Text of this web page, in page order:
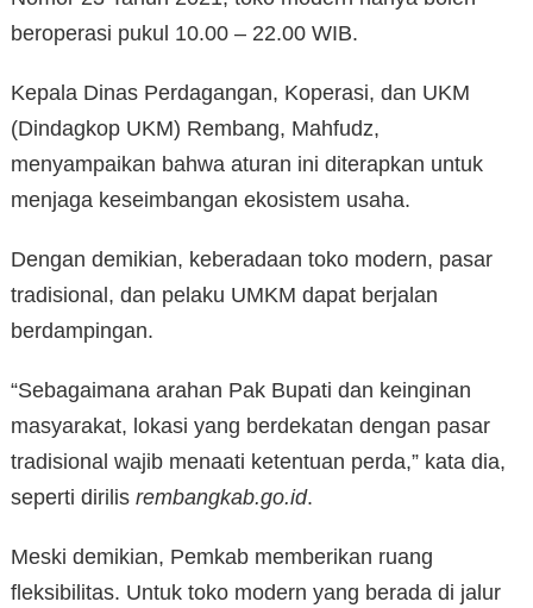
beroperasi pukul 10.00 – 22.00 WIB.
Kepala Dinas Perdagangan, Koperasi, dan UKM
(Dindagkop UKM) Rembang, Mahfudz,
menyampaikan bahwa aturan ini diterapkan untuk
menjaga keseimbangan ekosistem usaha.
Dengan demikian, keberadaan toko modern, pasar
tradisional, dan pelaku UMKM dapat berjalan
berdampingan.
“Sebagaimana arahan Pak Bupati dan keinginan
masyarakat, lokasi yang berdekatan dengan pasar
tradisional wajib menaati ketentuan perda,” kata dia,
seperti dirilis rembangkab.go.id.
Meski demikian, Pemkab memberikan ruang
fleksibilitas. Untuk toko modern yang berada di jalur